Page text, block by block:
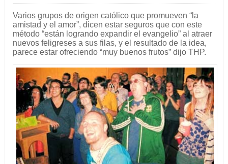
Varios grupos de origen católico que promueven “la
amistad y el amor”, dicen estar seguros que con este
método “están logrando expandir el evangelio” al atraer
nuevos feligreses a sus filas, y el resultado de la idea,
parece estar ofreciendo “muy buenos frutos” dijo THP.